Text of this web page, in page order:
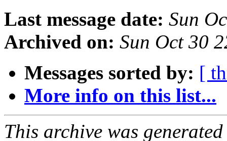
Last message date: Sun
Archived on: Sun Oct 30
Messages sorted by: [
More info on this list...
This archive was